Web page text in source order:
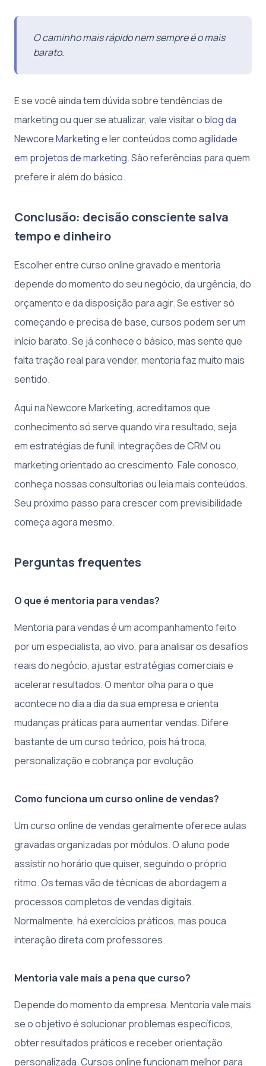
O caminho mais rápido nem sempre é o mais
barato.
E se você ainda tem dúvida sobre tendências de
marketing ou quer se atualizar, vale visitar o blog da
Newcore Marketinge ler conteúdos comoagilidade
em projetos de marketing. São referências para quem
prefere ir além do básico.
Conclusão: decisão consciente salva
tempo e dinheiro
Escolher entre curso online gravado e mentoria
depende do momento do seu negócio, da urgência, do
orçamento e da disposição para agir. Se estiver só
começando e precisa de base, cursos podem ser um
início barato. Se já conhece o básico, mas sente que
falta tração real para vender, mentoria faz muito mais
sentido.
Aqui na Newcore Marketing, acreditamos que
conhecimento só serve quando vira resultado, seja
em estratégias de funil, integrações de CRM ou
marketing orientado ao crescimento. Fale conosco,
conheça nossas consultorias ou leia mais conteúdos.
Seu próximo passo para crescer com previsibilidade
começa agora mesmo.
Perguntas frequentes
O que é mentoria para vendas?
Mentoria para vendas é um acompanhamento feito
por um especialista, ao vivo, para analisar os desafios
reais do negócio, ajustar estratégias comerciais e
acelerar resultados. O mentor olha para o que
acontece no dia a dia da sua empresa e orienta
mudanças práticas para aumentar vendas. Difere
bastante de um curso teórico, pois há troca,
personalização e cobrança por evolução.
Como funciona um curso online de vendas?
Um curso online de vendas geralmente oferece aulas
gravadas organizadas por módulos. O aluno pode
assistir no horário que quiser, seguindo o próprio
ritmo. Os temas vão de técnicas de abordagem a
processos completos de vendas digitais.
Normalmente, há exercícios práticos, mas pouca
interação direta com professores.
Mentoria vale mais a pena que curso?
Depende do momento da empresa. Mentoria vale mais
se o objetivo é solucionar problemas específicos,
obter resultados práticos e receber orientação
personalizada. Cursos online funcionam melhor para